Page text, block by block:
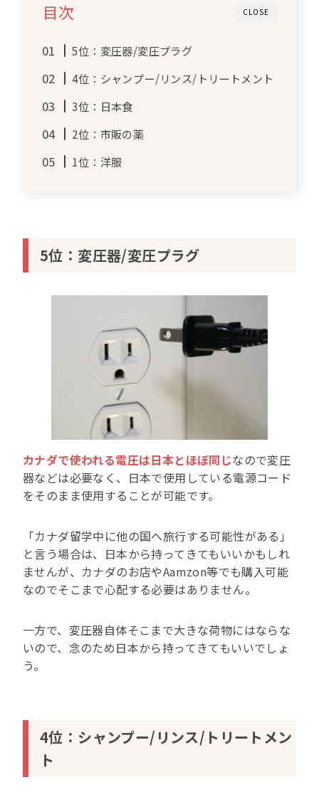
CLOSE
目次
5位：変圧器/変圧プラグ
4位：シャンプー/リンス/トリートメント
3位：日本食
2位：市販の薬
1位：洋服
5位：変圧器/変圧プラグ
カナダで使われる電圧は日本とほぼ同じなので変圧
器などは必要なく、日本で使用している電源コード
をそのまま使用することが可能です。
「カナダ留学中に他の国へ旅行する可能性がある」
と言う場合は、日本から持ってきてもいいかもしれ
ませんが、カナダのお店やAamzon等でも購入可能
なのでそこまで心配する必要はありません。
一方で、変圧器自体そこまで大きな荷物にはならな
いので、念のため日本から持ってきてもいいでしょ
う。
4位：シャンプー/リンス/トリートメン
ト